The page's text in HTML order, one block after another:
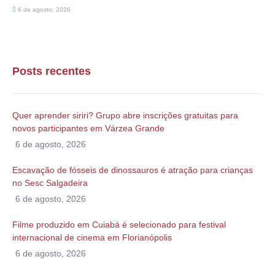
6 de agosto, 2026
Posts recentes
Quer aprender siriri? Grupo abre inscrições gratuitas para
novos participantes em Várzea Grande
6 de agosto, 2026
Escavação de fósseis de dinossauros é atração para crianças
no Sesc Salgadeira
6 de agosto, 2026
Filme produzido em Cuiabá é selecionado para festival
internacional de cinema em Florianópolis
6 de agosto, 2026